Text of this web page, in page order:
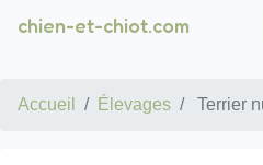
chien-et-chiot.com
Accueil Élevages Terrier